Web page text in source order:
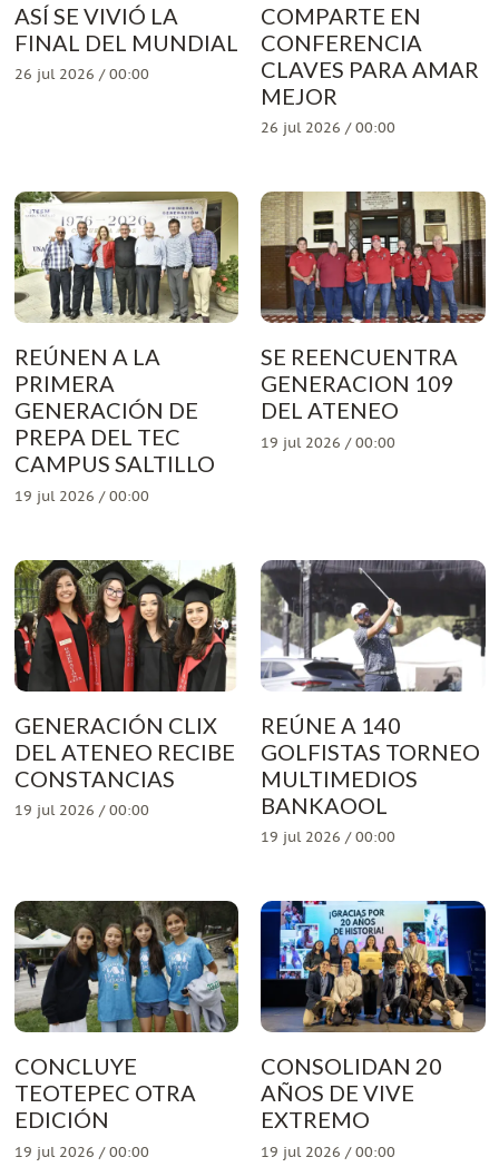
ASÍ SE VIVIÓ LA
FINAL DEL MUNDIAL
26 jul 2026 / 00:00
COMPARTE EN
CONFERENCIA
CLAVES PARA AMAR
MEJOR
26 jul 2026 / 00:00
REÚNEN A LA
PRIMERA
GENERACIÓN DE
PREPA DEL TEC
CAMPUS SALTILLO
19 jul 2026 / 00:00
SE REENCUENTRA
GENERACION 109
DEL ATENEO
19 jul 2026 / 00:00
GENERACIÓN CLIX
DEL ATENEO RECIBE
CONSTANCIAS
19 jul 2026 / 00:00
REÚNE A 140
GOLFISTAS TORNEO
MULTIMEDIOS
BANKAOOL
19 jul 2026 / 00:00
CONCLUYE
TEOTEPEC OTRA
EDICIÓN
19 jul 2026 / 00:00
CONSOLIDAN 20
AÑOS DE VIVE
EXTREMO
19 jul 2026 / 00:00